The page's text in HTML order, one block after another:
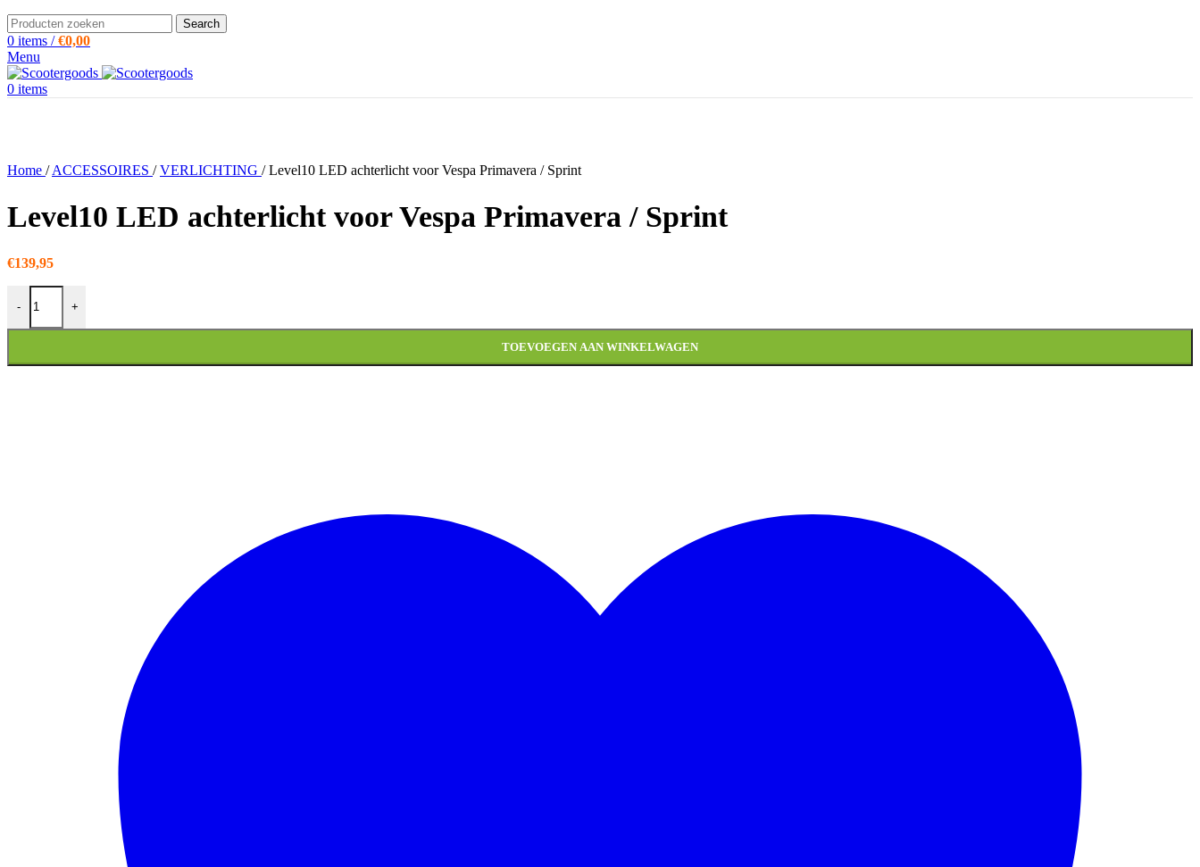
Search
0 items / €0,00
Menu
0 items
Home / ACCESSOIRES / VERLICHTING / Level10 LED achterlicht voor Vespa Primavera / Sprint
Level10 LED achterlicht voor Vespa Primavera / Sprint
€139,95
-
Level10 LED achterlicht voor Vespa Primavera / Sprint aantal
+
TOEVOEGEN AAN WINKELWAGEN